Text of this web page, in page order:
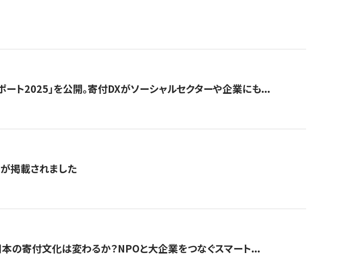
ート2025」を公開。寄付DXがソーシャルセクターや企業にも...
掲載されました
の寄付文化は変わるか？NPOと大企業をつなぐスマート...